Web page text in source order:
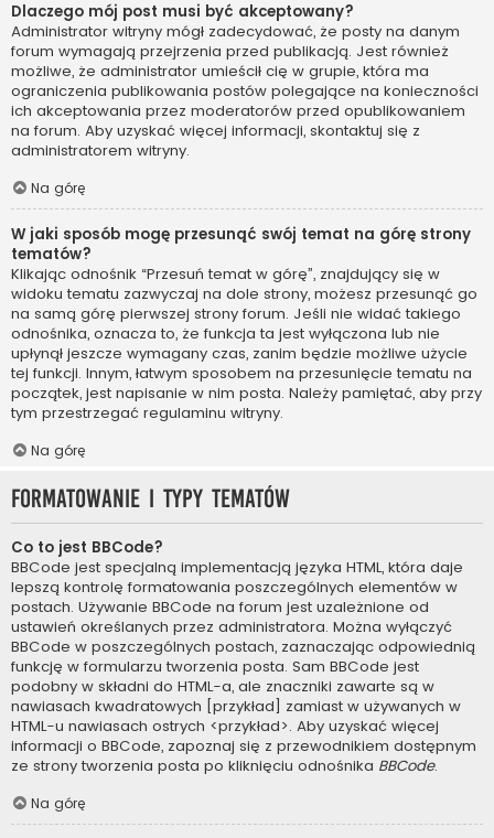
Dlaczego mój post musi być akceptowany?
Administrator witryny mógł zadecydować, że posty na danym
forum wymagają przejrzenia przed publikacją. Jest również
możliwe, że administrator umieścił cię w grupie, która ma
ograniczenia publikowania postów polegające na konieczności
ich akceptowania przez moderatorów przed opublikowaniem
na forum. Aby uzyskać więcej informacji, skontaktuj się z
administratorem witryny.
Na górę
W jaki sposób mogę przesunąć swój temat na górę strony
tematów?
Klikając odnośnik “Przesuń temat w górę”, znajdujący się w
widoku tematu zazwyczaj na dole strony, możesz przesunąć go
na samą górę pierwszej strony forum. Jeśli nie widać takiego
odnośnika, oznacza to, że funkcja ta jest wyłączona lub nie
upłynął jeszcze wymagany czas, zanim będzie możliwe użycie
tej funkcji. Innym, łatwym sposobem na przesunięcie tematu na
początek, jest napisanie w nim posta. Należy pamiętać, aby przy
tym przestrzegać regulaminu witryny.
Na górę
Formatowanie i typy tematów
Co to jest BBCode?
BBCode jest specjalną implementacją języka HTML, która daje
lepszą kontrolę formatowania poszczególnych elementów w
postach. Używanie BBCode na forum jest uzależnione od
ustawień określanych przez administratora. Można wyłączyć
BBCode w poszczególnych postach, zaznaczając odpowiednią
funkcję w formularzu tworzenia posta. Sam BBCode jest
podobny w składni do HTML-a, ale znaczniki zawarte są w
nawiasach kwadratowych [przykład] zamiast w używanych w
HTML-u nawiasach ostrych <przykład>. Aby uzyskać więcej
informacji o BBCode, zapoznaj się z przewodnikiem dostępnym
ze strony tworzenia posta po kliknięciu odnośnika BBCode.
Na górę